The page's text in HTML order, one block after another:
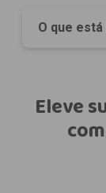
O que
Eleve